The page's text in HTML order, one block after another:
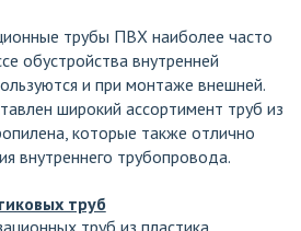
трубы ПВХ наиболее часто
обустройства внутренней
и при монтаже внешней.
широкий ассортимент труб из
которые также отлично
внутреннего трубопровода.
труб
труб из пластика